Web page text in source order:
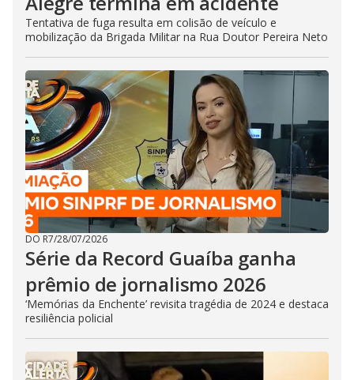
Tentativa de fuga resulta em colisão de veículo e
mobilização da Brigada Militar na Rua Doutor Pereira Neto
DO R7/28/07/2026
Série da Record Guaíba ganha
prêmio de jornalismo 2026
‘Memórias da Enchente’ revisita tragédia de 2024 e destaca
resiliência policial